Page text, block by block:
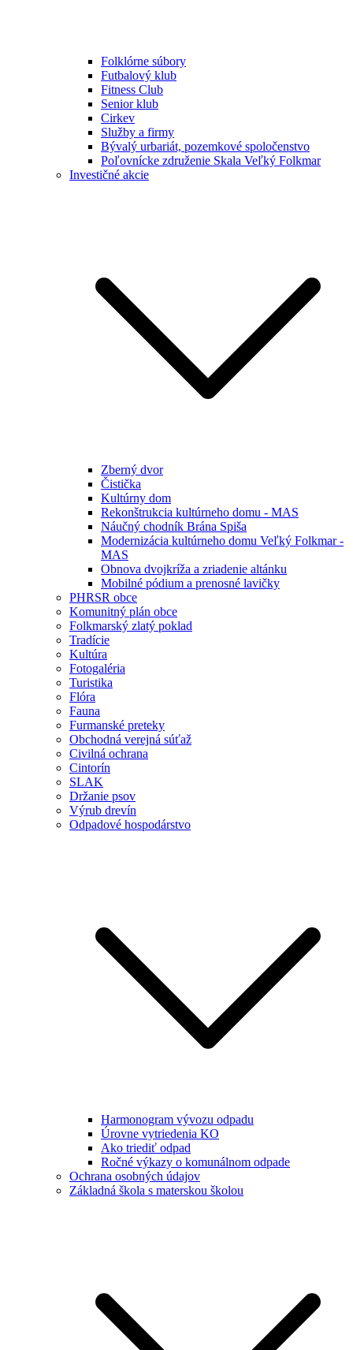
Folklórne súbory
Futbalový klub
Fitness Club
Senior klub
Cirkev
Služby a firmy
Bývalý urbariát, pozemkové spoločenstvo
Poľovnícke združenie Skala Veľký Folkmar
Investičné akcie
Zberný dvor
Čistička
Kultúrny dom
Rekonštrukcia kultúrneho domu - MAS
Náučný chodník Brána Spiša
Modernizácia kultúrneho domu Veľký Folkmar -
MAS
Obnova dvojkríža a zriadenie altánku
Mobilné pódium a prenosné lavičky
PHRSR obce
Komunitný plán obce
Folkmarský zlatý poklad
Tradície
Kultúra
Fotogaléria
Turistika
Flóra
Fauna
Furmanské preteky
Obchodná verejná súťaž
Civilná ochrana
Cintorín
SLAK
Držanie psov
Výrub drevín
Odpadové hospodárstvo
Harmonogram vývozu odpadu
Úrovne vytriedenia KO
Ako triediť odpad
Ročné výkazy o komunálnom odpade
Ochrana osobných údajov
Základná škola s materskou školou